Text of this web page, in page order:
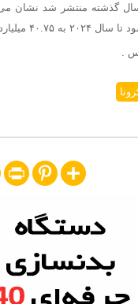
دلار آمریکا برسد.
.
Share
Pinterest
Print